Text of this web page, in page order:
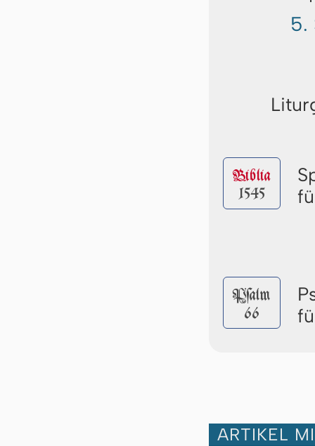
5.
Biblia
1545
Pſalm
66
ARTIKEL